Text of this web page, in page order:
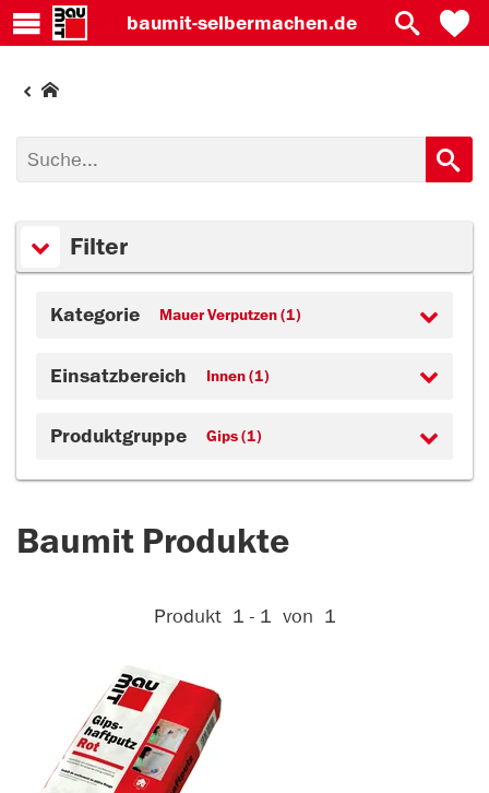
baumit-selbermachen.de
Filter
Kategorie Mauer Verputzen (1)
Einsatzbereich Innen (1)
Produktgruppe Gips (1)
Baumit Produkte
Aktive Filter:
Produkt 1 - 1 von 1